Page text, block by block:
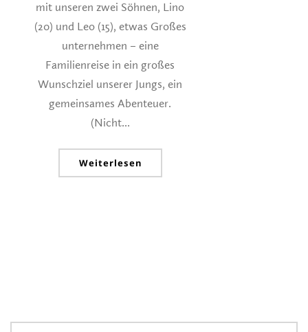
mit unseren zwei Söhnen, Lino
(20) und Leo (15), etwas Großes
unternehmen – eine
Familienreise in ein großes
Wunschziel unserer Jungs, ein
gemeinsames Abenteuer.
(Nicht...
Weiterlesen